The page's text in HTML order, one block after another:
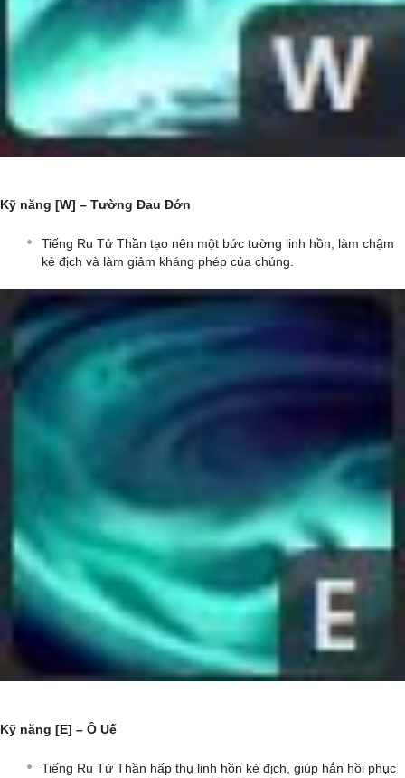
Kỹ năng [W] – Tường Đau Đớn
Tiếng Ru Tử Thần tạo nên một bức tường linh hồn, làm chậm
kẻ địch và làm giảm kháng phép của chúng.
Kỹ năng [E] – Ô Uế
Tiếng Ru Tử Thần hấp thụ linh hồn kẻ địch, giúp hắn hồi phục